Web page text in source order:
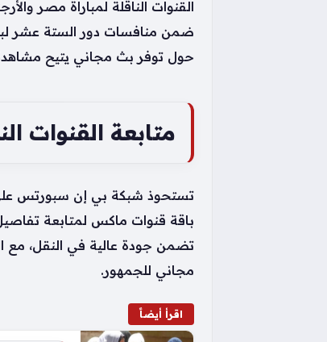
القنوات الناقلة لمباراة مصر
ضمن منافسات دور الستة عشر
حول توفر بث مجاني يتيح مشاهدة
متابعة القنوات
تستحوذ شبكة بي إن سبورتس على
باقة قنوات ماكس لمتابعة تفاصيل
تضمن جودة عالية في النقل، مع
مجاني للجمهور.
اقرأ أيضاً